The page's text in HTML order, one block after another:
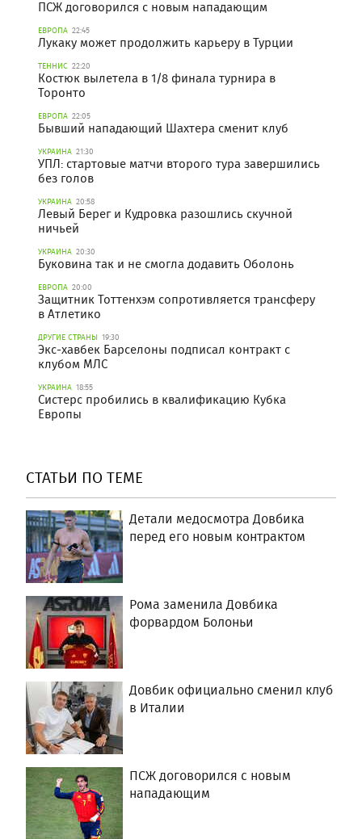
ПСЖ договорился с новым нападающим
ЕВРОПА 22:45
Лукаку может продолжить карьеру в Турции
ТЕННИС 22:20
Костюк вылетела в 1/8 финала турнира в
Торонто
ЕВРОПА 22:05
Бывший нападающий Шахтера сменит клуб
УКРАИНА 21:30
УПЛ: стартовые матчи второго тура завершились
без голов
УКРАИНА 20:58
Левый Берег и Кудровка разошлись скучной
ничьей
УКРАИНА 20:30
Буковина так и не смогла додавить Оболонь
ЕВРОПА 20:00
Защитник Тоттенхэм сопротивляется трансферу
в Атлетико
ДРУГИЕ СТРАНЫ 19:30
Экс-хавбек Барселоны подписал контракт с
клубом МЛС
УКРАИНА 18:55
Систерс пробились в квалификацию Кубка
Европы
СТАТЬИ ПО ТЕМЕ
Детали медосмотра Довбика
перед его новым контрактом
Рома заменила Довбика
форвардом Болоньи
Довбик официально сменил клуб
в Италии
ПСЖ договорился с новым
нападающим